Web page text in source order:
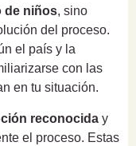
de niños, sino
del proceso.
el país y la
con las
en tu situación.
reconocida y
el proceso. Estas